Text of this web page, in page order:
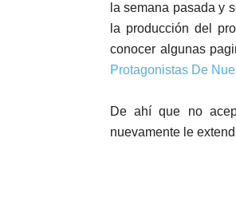
la semana pasada y
la producción del
conocer algunas
Protagonistas De
De ahí que no
nuevamente le